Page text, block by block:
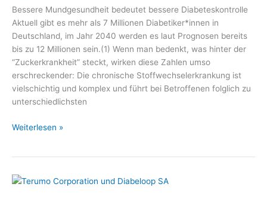
und
Diätetik
e.
V.
Bessere Mundgesundheit bedeutet bessere Diabeteskontrolle
Aktuell gibt es mehr als 7 Millionen Diabetiker*innen in
Deutschland, im Jahr 2040 werden es laut Prognosen bereits
bis zu 12 Millionen sein.(1) Wenn man bedenkt, was hinter der
“Zuckerkrankheit” steckt, wirken diese Zahlen umso
erschreckender: Die chronische Stoffwechselerkrankung ist
vielschichtig und komplex und führt bei Betroffenen folglich zu
unterschiedlichsten
Spezielle
–
Weiterlesen »